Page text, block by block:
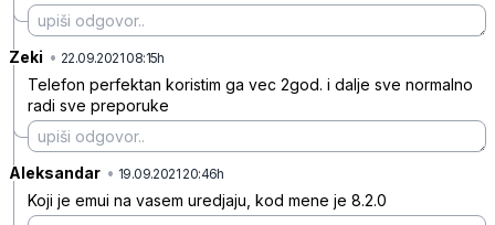
Zeki • 22.09.2021 08:15h
Telefon perfektan koristim ga vec 2god. i dalje sve normalno
radi sve preporuke
Aleksandar • 19.09.2021 20:46h
Koji je emui na vasem uredjaju, kod mene je 8.2.0